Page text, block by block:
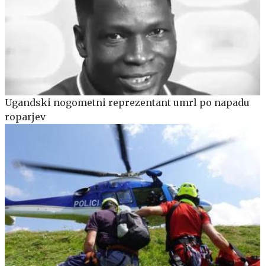
Ugandski nogometni reprezentant umrl po napadu
roparjev